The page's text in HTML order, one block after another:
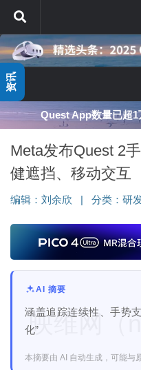
跳至内容
深度分享：AI智能
Meta发布Quest 2
健遮挡、移动交互
编辑： 刘余欣 分类： 研
AI 摘要
涵盖追踪连续性、手势
化”
本摘要由 AI 自动生成，可能与
映维网（
资讯